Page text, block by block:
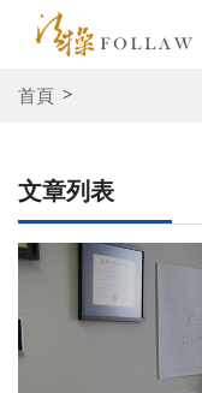
首頁
文章列表